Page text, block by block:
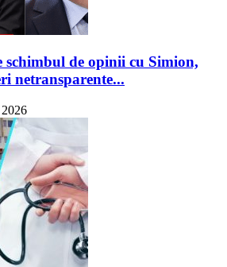
schimbul de opinii cu Simion,
netransparente...